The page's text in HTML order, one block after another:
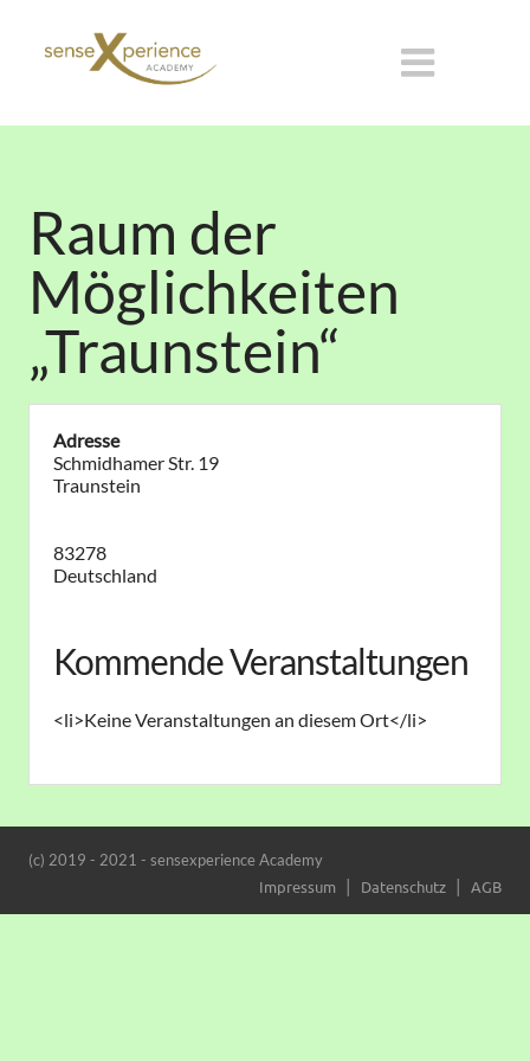
Raum der
Möglichkeiten
„Traunstein“
Adresse
Schmidhamer Str. 19
Traunstein
83278
Deutschland
Kommende Veranstaltungen
<li>Keine Veranstaltungen an diesem Ort</li>
(c) 2019 - 2021 - sensexperience Academy
Impressum Datenschutz AGB